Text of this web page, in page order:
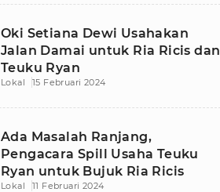
Oki Setiana Dewi Usahakan
Jalan Damai untuk Ria Ricis dan
Teuku Ryan
Lokal 15 Februari 2024
Ada Masalah Ranjang,
Pengacara Spill Usaha Teuku
Ryan untuk Bujuk Ria Ricis
Lokal 11 Februari 2024